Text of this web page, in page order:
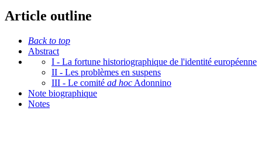
Article outline
Back to top
Abstract
I - La fortune historiographique de l'identité européenne
II - Les problèmes en suspens
III - Le comité ad hoc Adonnino
Note biographique
Notes